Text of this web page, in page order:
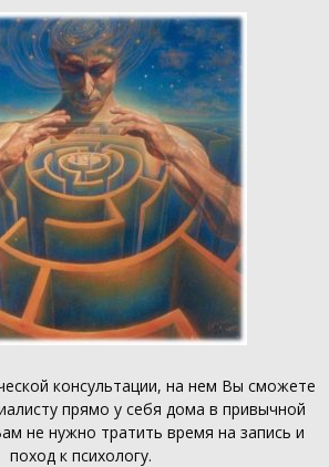
консультации, на нем Вы сможете
прямо у себя дома в привычной
не нужно тратить время на запись и
поход к психологу.